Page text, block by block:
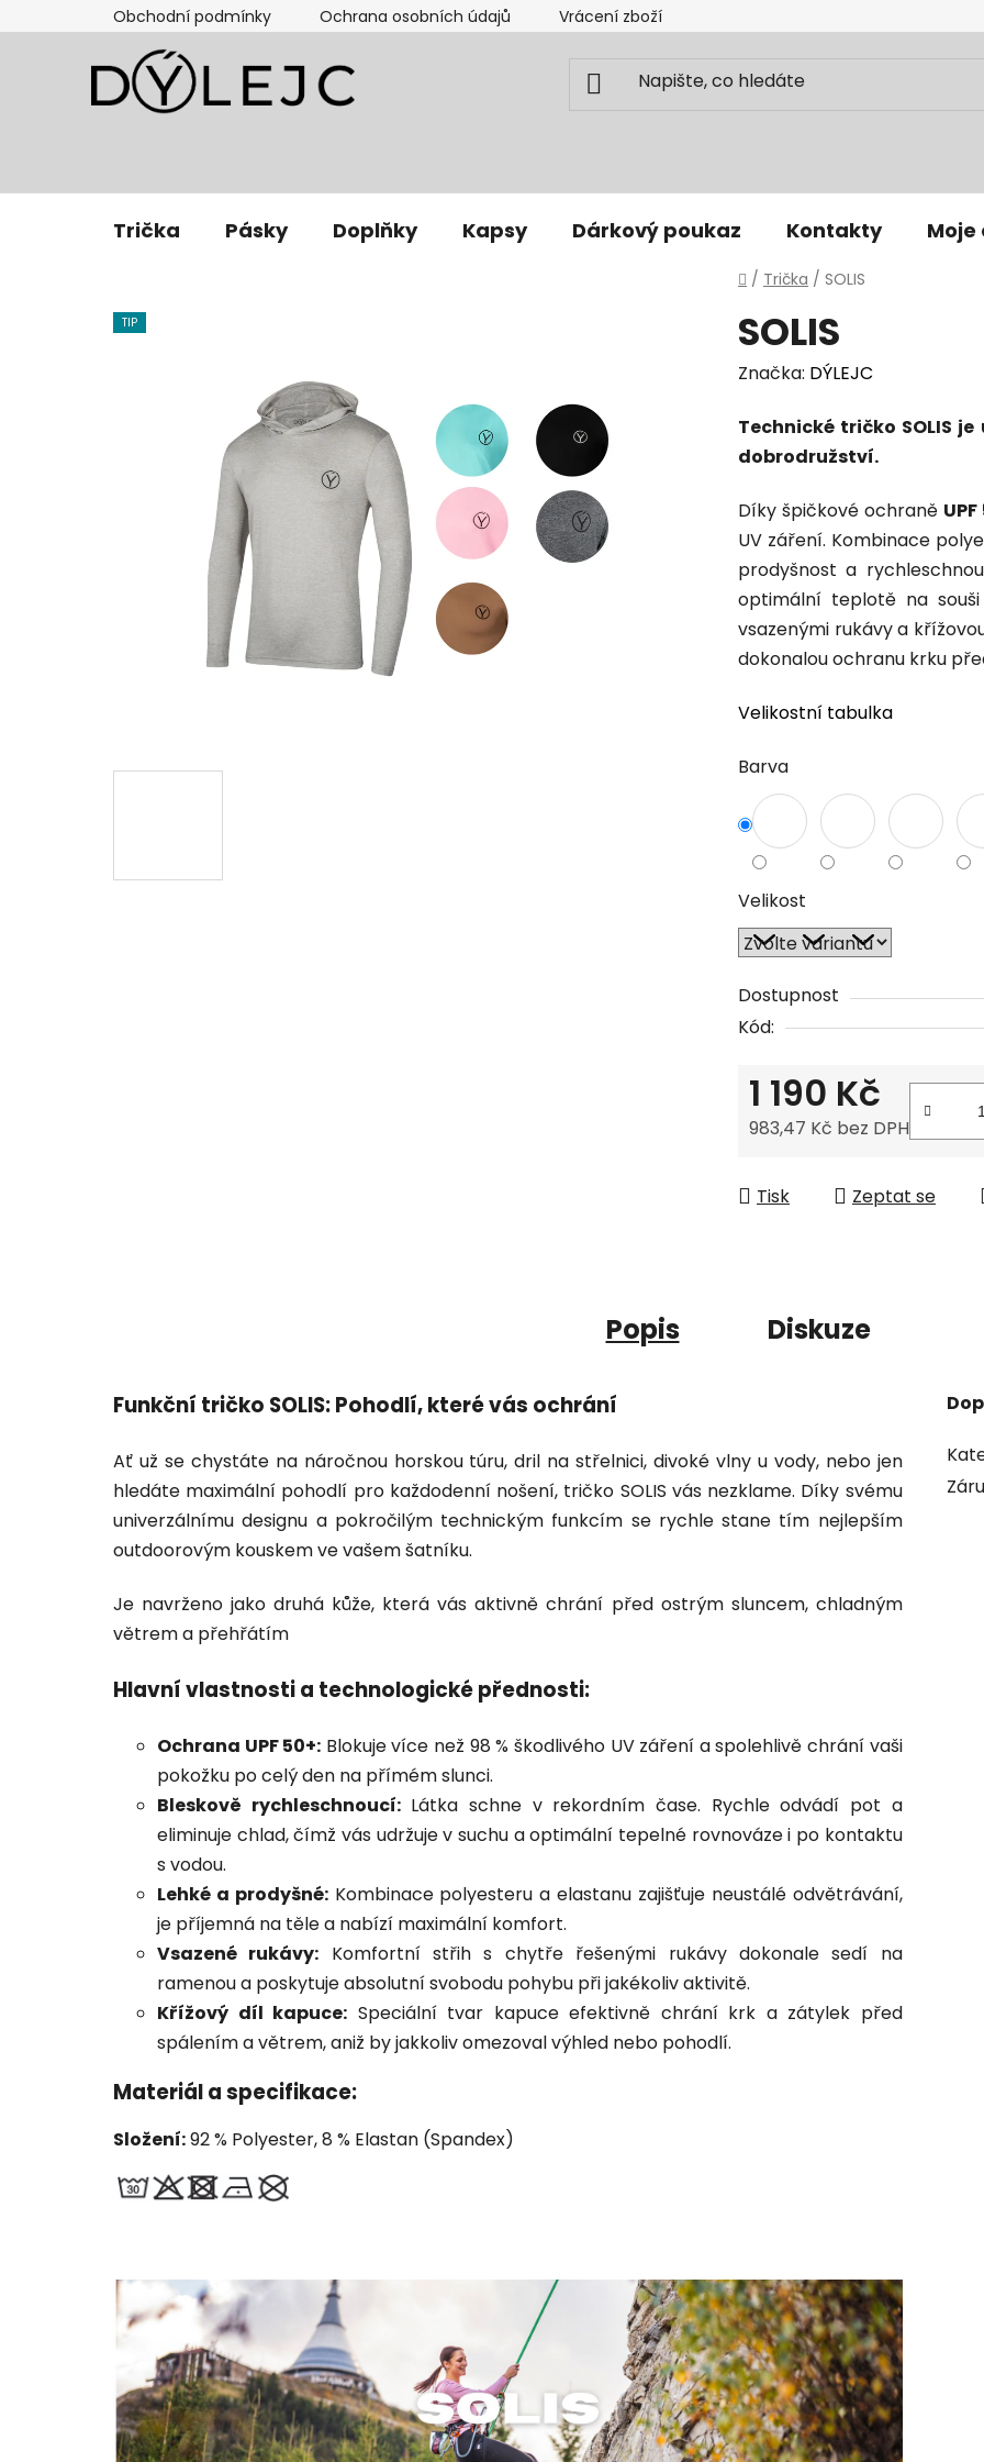
na
Obchodní podmínky Ochrana osobních údajů Vrácení zboží
Trička Pásky Doplňky Kapsy Dárkový poukaz Kontakty
Domů
/ Trička / SOLIS
SOLIS
Značka: DÝLEJC
Technické tričko SOLIS
dobrodružství.
Díky špičkové ochraně
UV záření. Kombinace
prodyšnost a
optimální teplotě na
vsazenými rukávy a
dokonalou ochranu krku
Velikostní tabulka
Barva
Velikost
Dostupnost
Kód:
1 190 Kč
983,47 Kč bez DPH
Tisk Zeptat se
TIP
Popis Diskuze
Funkční tričko SOLIS: Pohodlí, které vás ochrání
Ať už se chystáte na náročnou horskou túru, dril na střelnici, divoké vlny u vody, nebo jen
hledáte maximální pohodlí pro každodenní nošení, tričko SOLIS vás nezklame. Díky svému
univerzálnímu designu a pokročilým technickým funkcím se rychle stane tím nejlepším
outdoorovým kouskem ve vašem šatníku.
Je navrženo jako druhá kůže, která vás aktivně chrání před ostrým sluncem, chladným
větrem a přehřátím
Hlavní vlastnosti a technologické přednosti:
Ochrana UPF 50+: Blokuje více než 98 % škodlivého UV záření a spolehlivě chrání vaši
pokožku po celý den na přímém slunci.
Bleskově rychleschnoucí:Látka schne v rekordním čase. Rychle odvádí pot a
eliminuje chlad, čímž vás udržuje v suchu a optimální tepelné rovnováze i po kontaktu
s vodou.
Lehké a prodyšné:Kombinace polyesteru a elastanu zajišťuje neustálé odvětrávání,
je příjemná na těle a nabízí maximální komfort.
Vsazené rukávy: Komfortní střih s chytře řešenými rukávy dokonale sedí na
ramenou a poskytuje absolutní svobodu pohybu při jakékoliv aktivitě.
Křížový díl kapuce: Speciální tvar kapuce efektivně chrání krk a zátylek před
spálením a větrem, aniž by jakkoliv omezoval výhled nebo pohodlí.
Materiál a specifikace:
Složení:92 % Polyester, 8 % Elastan (Spandex)